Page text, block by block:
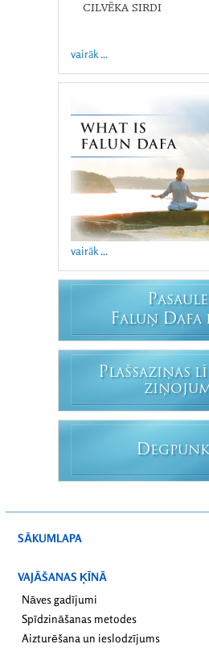
CILVĒKA SIRDI
vairāk ...
vairāk ...
P
FALUŅ DAFA
PLAŠSAZIŅAS
D
SĀKUMLAPA
VAJĀŠANAS ĶĪNĀ
Nāves gadījumi
Spīdzināšanas metodes
Aizturēšana un ieslodzījums